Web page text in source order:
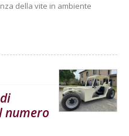
della vite in ambiente
numero